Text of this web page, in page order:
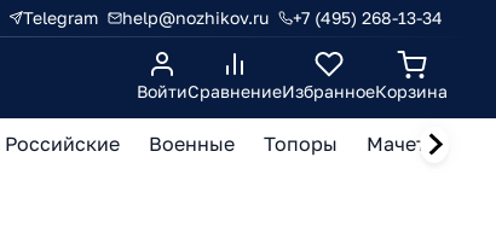
Telegram help@nozhikov.ru +7 (495) 268-13-34
ВойтиСравнениеИзбранноеКорзина
Российские Военные Топоры Мачете,